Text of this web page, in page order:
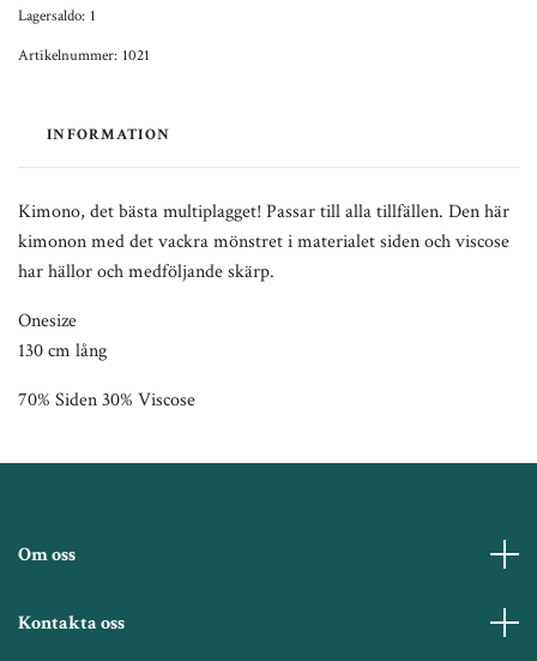
Lagersaldo: 1
Artikelnummer: 1021
INFORMATION
Kimono, det bästa multiplagget! Passar till alla tillfällen. Den här
kimonon med det vackra mönstret i materialet siden och viscose
har hällor och medföljande skärp.
Onesize
130 cm lång
70% Siden 30% Viscose
Om oss
Kontakta oss